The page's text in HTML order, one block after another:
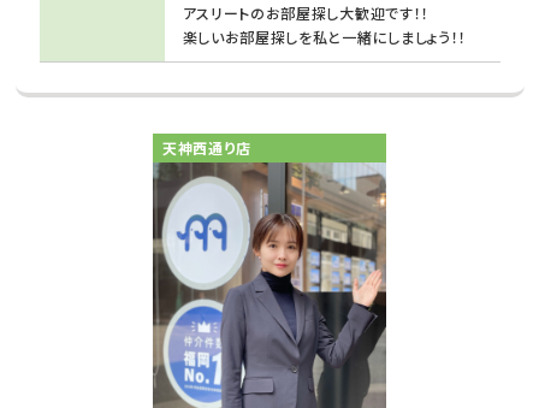
アスリートのお部屋探し大歓迎です！！
楽しいお部屋探しを私と一緒にしましょう！！
天神西通り店